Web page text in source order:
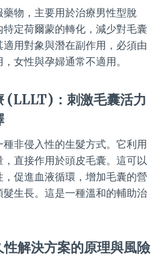
物，主要用於治療男性型脫
定荷爾蒙的轉化，減少對毛囊
用對象與潛在副作用，必須由
女性與孕婦通常不適用。
(LLLT)：刺激毛囊活力
非侵入性的生髮方式。它利用
直接作用於頭皮毛囊。這可以
促進血液循環，增加毛囊的營
生長。這是一種溫和的輔助治
解決方案的原理與風險